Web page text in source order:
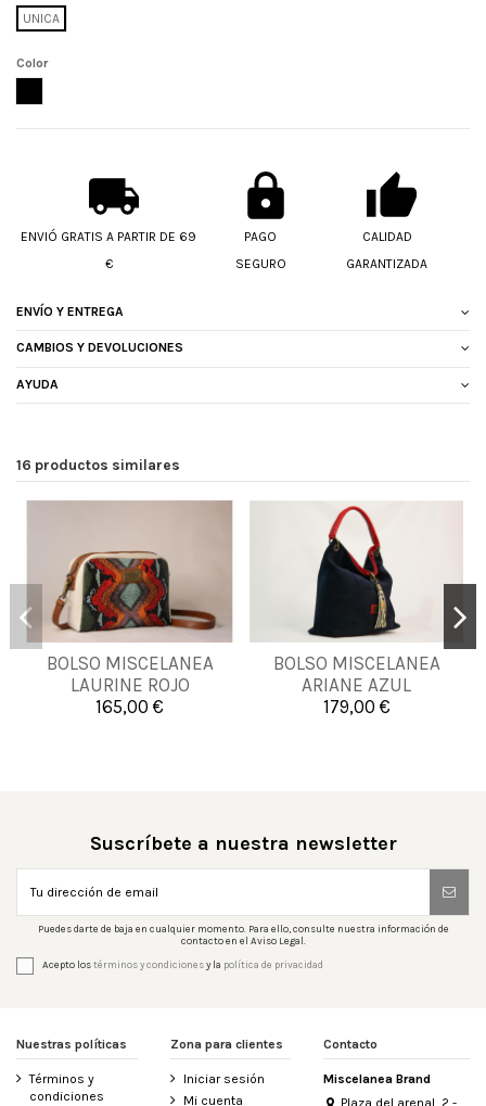
UNICA
Color
ENVIÓ GRATIS A PARTIR DE 69
€
PAGO
SEGURO
CALIDAD
GARANTIZADA
ENVÍO Y ENTREGA
CAMBIOS Y DEVOLUCIONES
AYUDA
16 productos similares
BOLSO MISCELANEA
LAURINE ROJO
NARANJA
165,00 €
UNICA
Añadir al carrito
BOLSO MISCELANEA
ARIANE AZUL
179,00 €
UNICA
Añadir al carrito
Suscríbete a nuestra newsletter
Puedes darte de baja en cualquier momento. Para ello, consulte nuestra información de
contacto en el Aviso Legal.
Acepto lostérminos y condicionesy la política de privacidad
Nuestras políticas
Términos y
condiciones
Zona para clientes
Iniciar sesión
Mi cuenta
Contacto
Miscelanea Brand
Plaza del arenal, 2 -